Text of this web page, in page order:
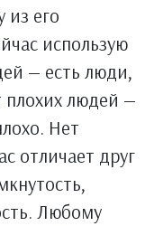
из его
использую
— есть люди,
людей —
Нет
отличает друг
Любому